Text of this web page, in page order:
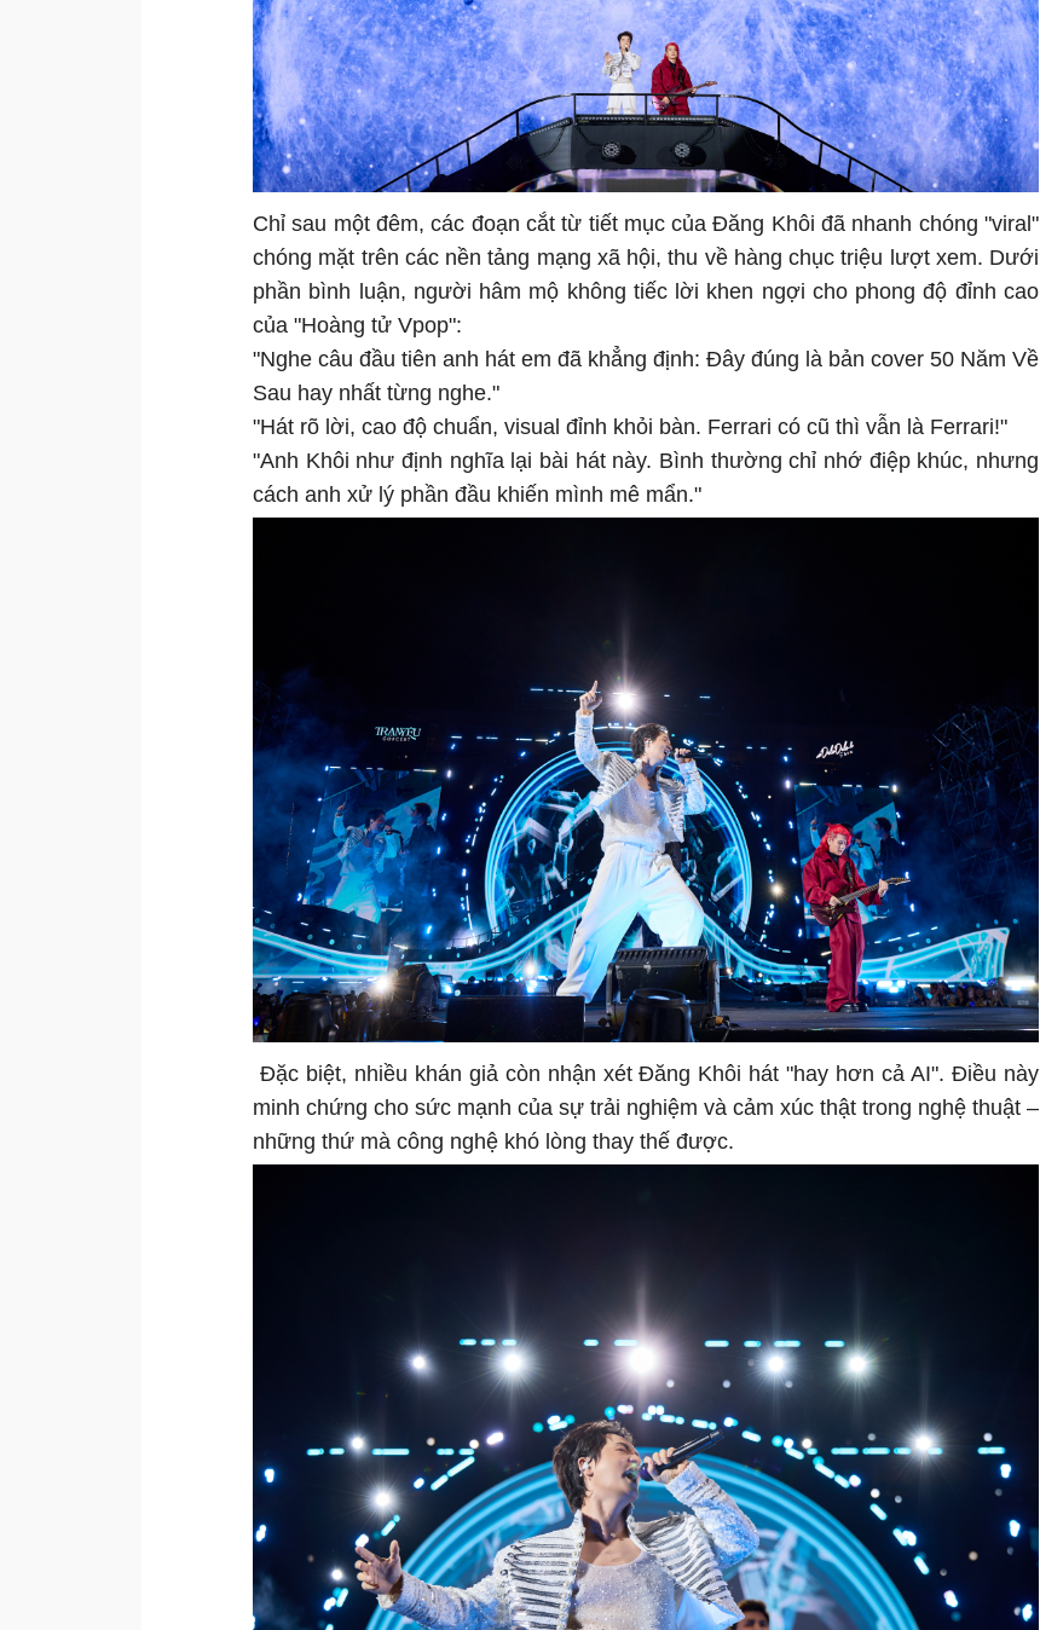
Chỉ sau một đêm, các đoạn cắt từ tiết mục của Đăng Khôi đã nhanh chóng "viral"
chóng mặt trên các nền tảng mạng xã hội, thu về hàng chục triệu lượt xem. Dưới
phần bình luận, người hâm mộ không tiếc lời khen ngợi cho phong độ đỉnh cao
của "Hoàng tử Vpop":
"Nghe câu đầu tiên anh hát em đã khẳng định: Đây đúng là bản cover 50 Năm Về
Sau hay nhất từng nghe."
"Hát rõ lời, cao độ chuẩn, visual đỉnh khỏi bàn. Ferrari có cũ thì vẫn là Ferrari!"
"Anh Khôi như định nghĩa lại bài hát này. Bình thường chỉ nhớ điệp khúc, nhưng
cách anh xử lý phần đầu khiến mình mê mẩn."
Đặc biệt, nhiều khán giả còn nhận xét Đăng Khôi hát "hay hơn cả AI". Điều này
minh chứng cho sức mạnh của sự trải nghiệm và cảm xúc thật trong nghệ thuật –
những thứ mà công nghệ khó lòng thay thế được.